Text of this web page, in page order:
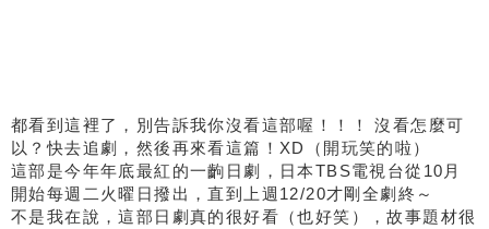
都看到這裡了，別告訴我你沒看這部喔！！！ 沒看怎麼可
以？快去追劇，然後再來看這篇！XD（開玩笑的啦）
這部是今年年底最紅的一齣日劇，日本TBS電視台從10月
開始每週二火曜日撥出，直到上週12/20才剛全劇終～
不是我在說，這部日劇真的很好看（也好笑），故事題材很